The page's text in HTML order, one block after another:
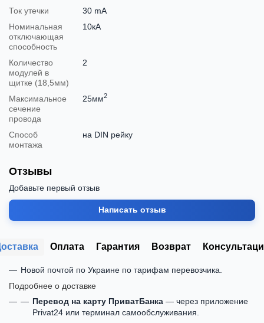
Ток утечки
30 mA
Номинальная
отключающая
способность
10кА
Количество
модулей в
щитке (18,5мм)
2
Максимальное
сечение
провода
25мм2
Способ
монтажа
на DIN рейку
Отзывы
Добавьте первый отзыв
Написать отзыв
Оплата Гарантия Возврат
Новой почтой по Украине по тарифам перевозчика.
Подробнее о доставке
Перевод на карту ПриватБанка — через приложение
Privat24 или терминал самообслуживания.